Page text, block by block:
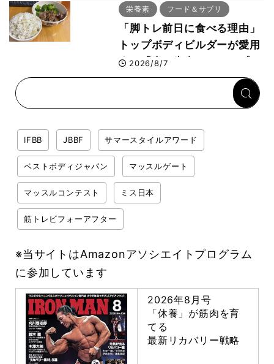
プルオーバーマシン”とは？
栄養素 フード＆サプリ
「脚トレ前日に食べる理由」
トップボディビルダーが愛用
する「米＋牛肉」のシンプル
回復メシとは？
2026/8/7
IFBB JBBF サマースタイルアワード
ベストボディジャパン マッスルゲート
マッスルコンテスト ミス日本
筋トレビフォーアフター
※当サイトはAmazonアソシエイトプログラム
に参加しています
2026年8月号
「休養」が筋肉を育
てる
最新リカバリー戦略